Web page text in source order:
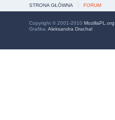
STRONA GŁÓWNA FORUM
Copyright © 2001-2010 MozillaPL.org
Grafika: Aleksandra Drachal